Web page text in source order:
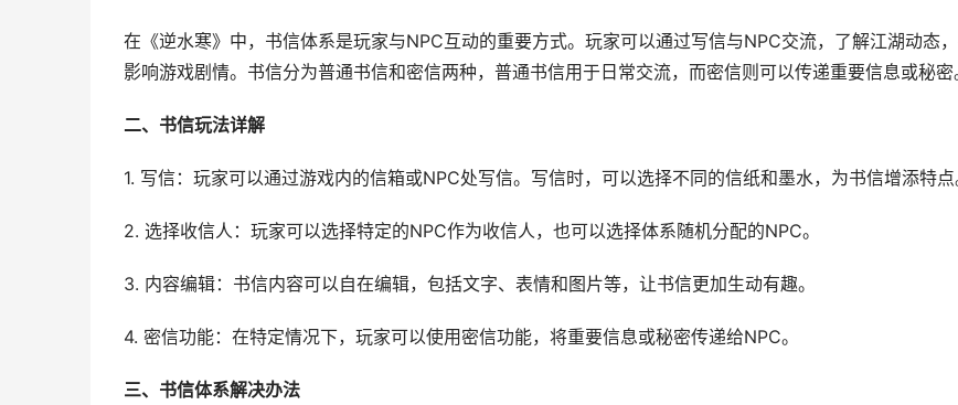
在《逆水寒》中，书信体系是玩家与NPC互动的重要方式。玩家可以通过写信与NPC交流，了解江湖动态
影响游戏剧情。书信分为普通书信和密信两种，普通书信用于日常交流，而密信则可以传递重要信息或秘密
二、书信玩法详解
1. 写信：玩家可以通过游戏内的信箱或NPC处写信。写信时，可以选择不同的信纸和墨水，为书信增添特点
2. 选择收信人：玩家可以选择特定的NPC作为收信人，也可以选择体系随机分配的NPC。
3. 内容编辑：书信内容可以自在编辑，包括文字、表情和图片等，让书信更加生动有趣。
4. 密信功能：在特定情况下，玩家可以使用密信功能，将重要信息或秘密传递给NPC。
三、书信体系解决办法